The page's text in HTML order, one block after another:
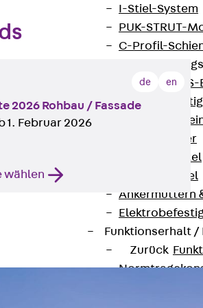
I-Stiel-System
PUK-STRUT-
C-Profil-
KTS-
Zurück
Dübel & Anker
Abhängemittel
Schraubmittel
Ankermuttern
Funktionserhalt
Zurück
de en
2026 Rohbau / Fassade
1. Februar 2026
wählen